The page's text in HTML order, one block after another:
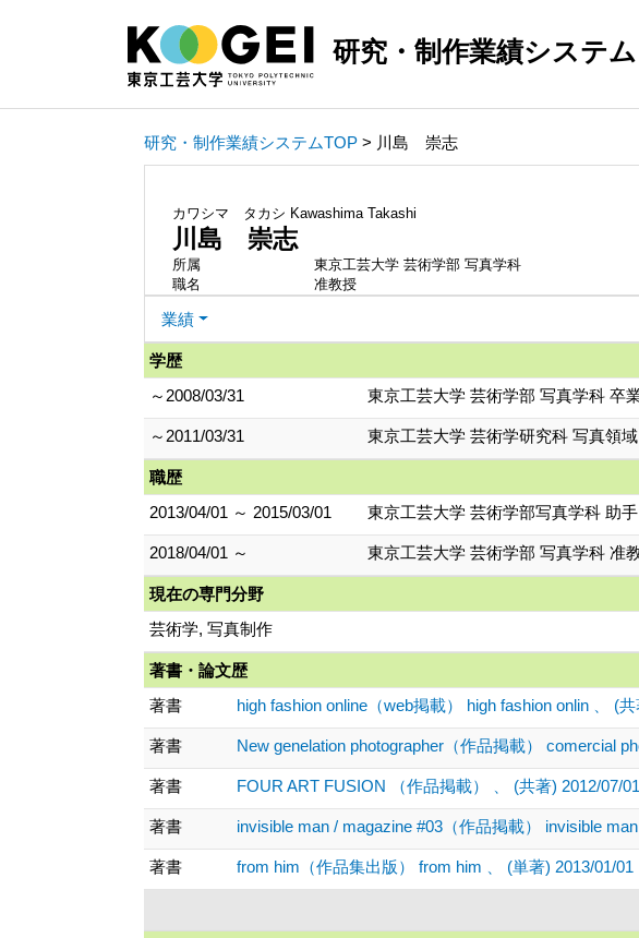
研究・制作業績システム
研究・制作業績システムTOP > 川島 崇志
カワシマ タカシ Kawashima Takashi
川島 崇志
所属
東京工芸大学 芸術学部 写真学科
職名
准教授
業績
学歴
～2008/03/31
東京工芸大学 芸術学部 写真学科 卒
～2011/03/31 東京工芸大学 芸術学研究科 写真領
職歴
2013/04/01 ～ 2015/03/01
東京工芸大学 芸術学部写真学科 助手
2018/04/01 ～ 東京工芸大学 芸術学部 写真学科 准
現在の専門分野
芸術学, 写真制作
著書・論文歴
著書
high fashion online（web掲載） high fashion onlin 、 (
著書 New genelation photographer（作品掲載） comercial
著書 FOUR ART FUSION （作品掲載） 、 (共著) 2012/07/01
著書 invisible man / magazine #03（作品掲載） invisible
著書 from him（作品集出版） from him 、 (単著) 2013/01/01